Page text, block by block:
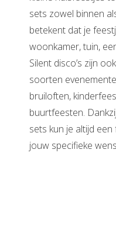
sets zowel binnen
betekent dat je
woonkamer, tuin,
Silent disco’s zijn
soorten
bruiloften,
buurtfeesten.
sets kun je altijd
jouw specifieke